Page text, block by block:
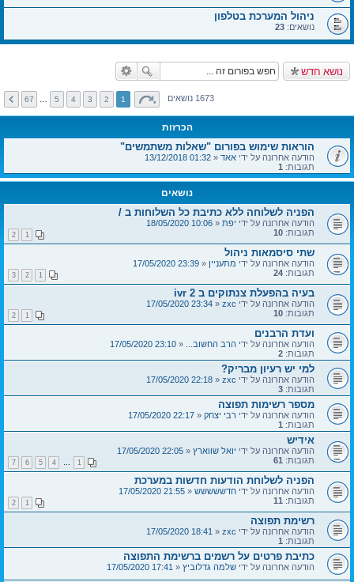
ניהול המערכת בטלפון
נושאים: 23
נושא חדש
1673 נושאים 1
2
3
4
5
67
הכרזות
הוראות שימוש בפורום "שאלות משתמשים"
הודעה אחרונה על ידי אאד «
01:32 13/12/2018
תגובות: 1
נושאים
הפניה לשלוחה ללא כתיבת כל השלוחות ב /
הודעה אחרונה על ידי יפת «
10:06 18/05/2020
תגובות: 10
1
2
שתי סיסמאות ניהול
הודעה אחרונה על ידי מתעניין «
23:39 17/05/2020
תגובות: 24
1
2
3
בעיה בהפעלת צנתוקים ב ivr 2
הודעה אחרונה על ידי zxc
«
23:34 17/05/2020
תגובות: 10
1
2
ועדת הרבנים
הודעה אחרונה על ידי הרב החשוב... «
23:10 17/05/2020
תגובות: 2
למי יש רעיון מבריק?
הודעה אחרונה על ידי zxc
«
22:18 17/05/2020
תגובות: 3
מספר רשימות תפוצה
הודעה אחרונה על ידי רבי יצחק «
22:17 17/05/2020
תגובות: 1
אידיש
הודעה אחרונה על ידי יואל שווארץ «
22:05 17/05/2020
תגובות: 61
1
…
4
5
6
7
הפניה לשלוחת הודעות חדשות במערכת
הודעה אחרונה על ידי חדששששש «
21:55 17/05/2020
תגובות: 11
1
2
רשימת תפוצה
הודעה אחרונה על ידי zxc
«
18:41 17/05/2020
תגובות: 1
כתיבת פרטים על רשמים ברשימת התפוצה
הודעה אחרונה על ידי שלמה גדלוביץ «
17:41 17/05/2020